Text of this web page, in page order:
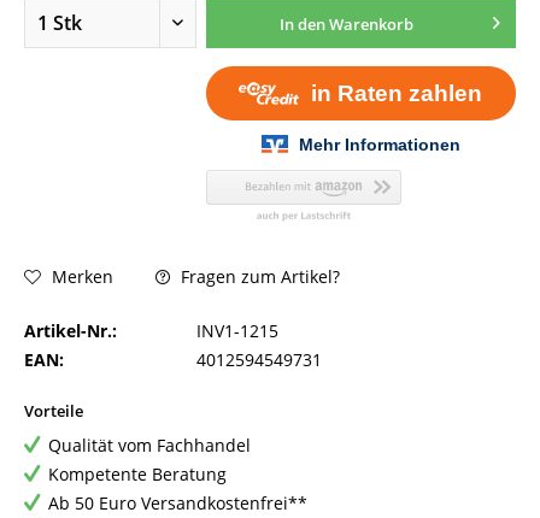
In denWarenkorb
Merken Fragen zum Artikel?
Artikel-Nr.:
INV1-1215
EAN:
4012594549731
Vorteile
Qualität vom Fachhandel
Kompetente Beratung
Ab 50 Euro Versandkostenfrei**